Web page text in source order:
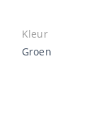
Kleur
Groen